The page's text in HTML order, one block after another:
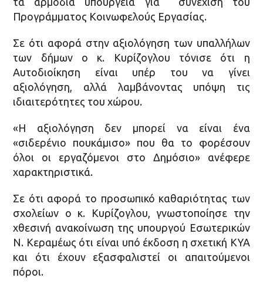
Προγράμματος Κοινωφελούς Εργασίας.
Σε ότι αφορά στην αξιολόγηση των υπαλλήλων
των δήμων ο κ. Κυρίζογλου τόνισε ότι η
Αυτοδιοίκηση είναι υπέρ του να γίνει
αξιολόγηση, αλλά λαμβάνοντας υπόψη τις
ιδιαιτερότητες του χώρου.
«Η αξιολόγηση δεν μπορεί να είναι ένα
«σιδερένιο πουκάμισο» που θα το φορέσουν
όλοι οι εργαζόμενοι στο Δημόσιο» ανέφερε
χαρακτηριστικά.
Σε ότι αφορά το προσωπικό καθαριότητας των
σχολείων ο κ. Κυρίζογλου, γνωστοποίησε την
χθεσινή ανακοίνωση της υπουργού Εσωτερικών
Ν. Κεραμέως ότι είναι υπό έκδοση η σχετική ΚΥΑ
και ότι έχουν εξασφαλιστεί οι απαιτούμενοι
πόροι.